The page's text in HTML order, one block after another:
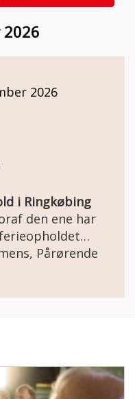
2026
2026
i Ringkøbing
den ene har
i udflugter og
i samme
Pårørende